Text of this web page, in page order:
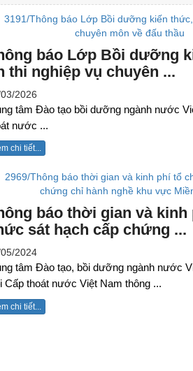
báo Lớp Bồi dưỡng
thi nghiệp vụ chuyên ...
2026
tâm Đào tạo bồi dưỡng ngành nước
nước ...
chi tiết...
báo thời gian và kinh
sát hạch cấp chứng ...
2024
tâm Đào tạo, bồi dưỡng ngành nước
Cấp thoát nước Việt Nam thông ...
chi tiết...